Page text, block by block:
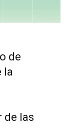
de
la
de las